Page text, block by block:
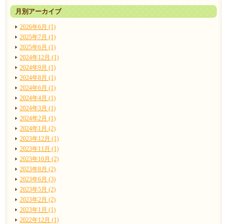
月別アーカイブ
2026年6月 (1)
2025年7月 (1)
2025年6月 (1)
2024年12月 (1)
2024年9月 (1)
2024年8月 (1)
2024年6月 (1)
2024年4月 (1)
2024年3月 (1)
2024年2月 (1)
2024年1月 (2)
2023年12月 (1)
2023年11月 (1)
2023年10月 (2)
2023年8月 (2)
2023年6月 (3)
2023年5月 (2)
2023年2月 (2)
2023年1月 (1)
2022年12月 (1)